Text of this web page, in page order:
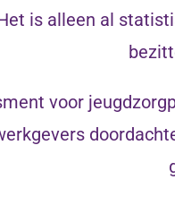
is alleen al
voor